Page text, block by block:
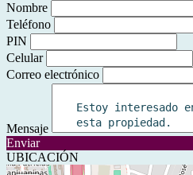
Nombre
Teléfono
PIN
Celular
Correo electrónico
Mensaje
Enviar
UBICACIÓN